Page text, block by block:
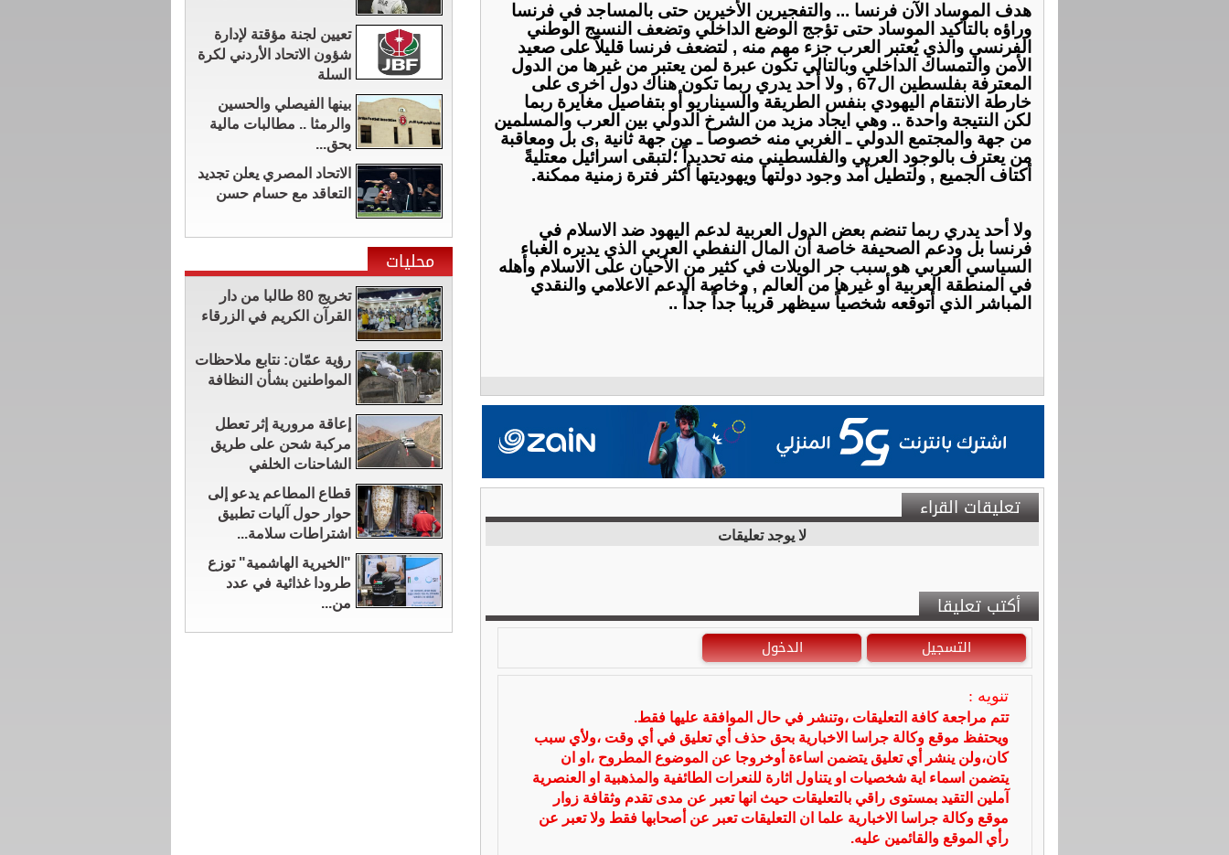
ﻫﺪﻑ ﺍﻟﻤﻮﺳﺎﺩ ﺍﻵ‌ﻥ ﻓﺮﻧﺴﺎ ... ﻭﺍﻟﺘﻔﺠﻴﺮﻳﻦ ﺍﻷ‌ﺧﻴﺮﻳﻦ ﺣﺘﻰ ﺑﺎﻟﻤﺴﺎﺟﺪ ﻓﻲ ﻓﺮﻧﺴﺎ
ﻭﺭﺍﺅﻩ ﺑﺎﻟﺘﺄﻛﻴﺪ ﺍﻟﻤﻮﺳﺎﺩ ﺣﺘﻰ ﺗﺆﺟﺞ ﺍﻟﻮﺿﻊ ﺍﻟﺪﺍﺧﻠﻲ ﻭﺗﻀﻌﻒ ﺍﻟﻨﺴﻴﺞ ﺍﻟﻮﻃﻨﻲ
ﺍﻟﻔﺮﻧﺴﻲ ﻭﺍﻟﺬﻱ ﻳُﻌﺘﺒﺮ ﺍﻟﻌﺮﺏ ﺟﺰﺀ ﻣﻬﻢ ﻣﻨﻪ , ﻟﺘﻀﻌﻒ ﻓﺮﻧﺴﺎ ﻗﻠﻴﻼ‌ً ﻋﻠﻰ ﺻﻌﻴﺪ
ﺍﻷ‌ﻣﻦ ﻭﺍﻟﺘﻤﺴﺎﻙ ﺍﻟﺪﺍﺧﻠﻲ ﻭﺑﺎﻟﺘﺎﻟﻲ ﺗﻜﻮﻥ ﻋﺒﺮﺓ ﻟﻤﻦ ﻳﻌﺘﺒﺮ ﻣﻦ ﻏﻴﺮﻫﺎ ﻣﻦ ﺍﻟﺪﻭﻝ
ﺍﻟﻤﻌﺘﺮﻓﺔ ﺑﻔﻠﺴﻄﻴﻦ ﺍﻝ67 , ﻭﻻ‌ ﺃﺣﺪ ﻳﺪﺭﻱ ﺭﺑﻤﺎ ﺗﻜﻮﻥ ﻫﻨﺎﻙ ﺩﻭﻝ ﺍﺧﺮﻯ ﻋﻠﻰ
ﺧﺎﺭﻃﺔ ﺍﻻ‌ﻧﺘﻘﺎﻡ ﺍﻟﻴﻬﻮﺩﻱ ﺑﻨﻔﺲ ﺍﻟﻄﺮﻳﻘﺔ ﻭﺍﻟﺴﻴﻨﺎﺭﻳﻮ ﺃﻭ ﺑﺘﻔﺎﺻﻴﻞ ﻣﻐﺎﻳﺮﺓ ﺭﺑﻤﺎ
ﻟﻜﻦ ﺍﻟﻨﺘﻴﺠﺔ ﻭﺍﺣﺪﺓ .. ﻭﻫﻲ ﺍﻳﺠﺎﺩ ﻣﺰﻳﺪ ﻣﻦ ﺍﻟﺸﺮﺥ ﺍﻟﺪﻭﻟﻲ ﺑﻴﻦ ﺍﻟﻌﺮﺏ ﻭﺍﻟﻤﺴﻠﻤﻴﻦ
ﻣﻦ ﺟﻬﺔ ﻭﺍﻟﻤﺠﺘﻤﻊ ﺍﻟﺪﻭﻟﻲ ـ ﺍﻟﻐﺮﺑﻲ ﻣﻨﻪ ﺧﺼﻮﺻﺎ ـ ﻣﻦ ﺟﻬﺔ ﺛﺎﻧﻴﺔ ,ﻯ ﺑﻞ ﻭﻣﻌﺎﻗﺒﺔ
ﻣﻦ ﻳﻌﺘﺮﻑ ﺑﺎﻟﻮﺟﻮﺩ ﺍﻟﻌﺮﺑﻲ ﻭﺍﻟﻔﻠﺴﻄﻴﻨﻲ ﻣﻨﻪ ﺗﺤﺪﻳﺪﺍً ؛ﻟﺘﺒﻘﻰ ﺍﺳﺮﺍﺋﻴﻞ ﻣﻌﺘﻠﻴﺔً
ﺃﻛﺘﺎﻑ ﺍﻟﺠﻤﻴﻊ , ﻭﻟﺘﻄﻴﻞ ﺃﻣﺪ ﻭﺟﻮﺩ ﺩﻭﻟﺘﻬﺎ ﻭﻳﻬﻮﺩﻳﺘﻬﺎ ﺃﻛﺜﺮ ﻓﺘﺮﺓ ﺯﻣﻨﻴﺔ ﻣﻤﻜﻨﺔ.
ﻭﻻ‌ ﺃﺣﺪ ﻳﺪﺭﻱ ﺭﺑﻤﺎ ﺗﻨﻀﻢ ﺑﻌﺾ ﺍﻟﺪﻭﻝ ﺍﻟﻌﺮﺑﻴﺔ ﻟﺪﻋﻢ ﺍﻟﻴﻬﻮﺩ ﺿﺪ ﺍﻻ‌ﺳﻼ‌ﻡ ﻓﻲ
ﻓﺮﻧﺴﺎ ﺑﻞ ﻭﺩﻋﻢ ﺍﻟﺼﺤﻴﻔﺔ ﺧﺎﺻﺔ ﺃﻥ ﺍﻟﻤﺎﻝ ﺍﻟﻨﻔﻄﻲ ﺍﻟﻌﺮﺑﻲ ﺍﻟﺬﻱ ﻳﺪﻳﺮﻩ ﺍﻟﻐﺒﺎﺀ
ﺍﻟﺴﻴﺎﺳﻲ ﺍﻟﻌﺮﺑﻲ ﻫﻮ ﺳﺒﺐ ﺟﺮ ﺍﻟﻮﻳﻼ‌ﺕ ﻓﻲ ﻛﺜﻴﺮ ﻣﻦ ﺍﻷ‌ﺣﻴﺎﻥ ﻋﻠﻰ ﺍﻻ‌ﺳﻼ‌ﻡ ﻭﺃﻫﻠﻪ
ﻓﻲ ﺍﻟﻤﻨﻄﻘﺔ ﺍﻟﻌﺮﺑﻴﺔ ﺃﻭ ﻏﻴﺮﻫﺎ ﻣﻦ ﺍﻟﻌﺎﻟﻢ , ﻭﺧﺎﺻﺔ ﺍﻟﺪﻋﻢ ﺍﻻ‌ﻋﻼ‌ﻣﻲ ﻭﺍﻟﻨﻘﺪﻱ
ﺍﻟﻤﺒﺎﺷﺮ ﺍﻟﺬﻱ ﺃﺗﻮﻗﻌﻪ ﺷﺨﺼﻴﺎً ﺳﻴﻈﻬﺮ ﻗﺮﻳﺒﺎً ﺟﺪﺍً ﺟﺪﺍً ..
تعليقات القراء
لا يوجد تعليقات
أكتب تعليقا
التسجيل الدخول
تنويه :
تتم مراجعة كافة التعليقات ،وتنشر في حال الموافقة عليها فقط.
ويحتفظ موقع وكالة جراسا الاخبارية بحق حذف أي تعليق في أي وقت ،ولأي سبب
كان،ولن ينشر أي تعليق يتضمن اساءة أوخروجا عن الموضوع المطروح ،او ان
يتضمن اسماء اية شخصيات او يتناول اثارة للنعرات الطائفية والمذهبية او العنصرية
آملين التقيد بمستوى راقي بالتعليقات حيث انها تعبر عن مدى تقدم وثقافة زوار
موقع وكالة جراسا الاخبارية علما ان التعليقات تعبر عن أصحابها فقط ولا تعبر عن
رأي الموقع والقائمين عليه.
تعيين لجنة مؤقتة لإدارة
شؤون الاتحاد الأردني لكرة
السلة
بينها الفيصلي والحسين
والرمثا .. مطالبات مالية
بحق...
الاتحاد المصري يعلن تجديد
التعاقد مع حسام حسن
محليات
تخريج 80 طالبا من دار
القرآن الكريم في الزرقاء
رؤية عمّان: نتابع ملاحظات
المواطنين بشأن النظافة
إعاقة مرورية إثر تعطل
مركبة شحن على طريق
الشاحنات الخلفي
قطاع المطاعم يدعو إلى
حوار حول آليات تطبيق
اشتراطات سلامة...
"الخيرية الهاشمية" توزع
طرودا غذائية في عدد
من...